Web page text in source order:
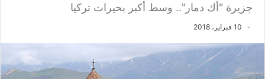
جزيرة "أك دمار".. وسط أكبر بحيرات تركيا
10 فبراير، 2018